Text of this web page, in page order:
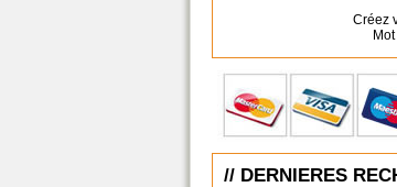
Créez
// DERNIERES